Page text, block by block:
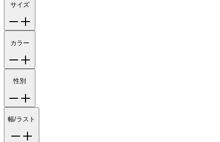
サイズ
カラー
性別
幅/ラスト